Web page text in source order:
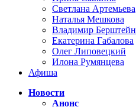
Светлана Артемьева
Наталья Мешкова
Владимир Берштейн
Екатерина Габалова
Олег Липовецкий
Илона Румянцева
Афиша
Новости
Анонс